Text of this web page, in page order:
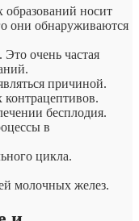
носит
они обнаруживаются
очень частая
причиной.
бесплодия.
в
цикла.
молочных желез.